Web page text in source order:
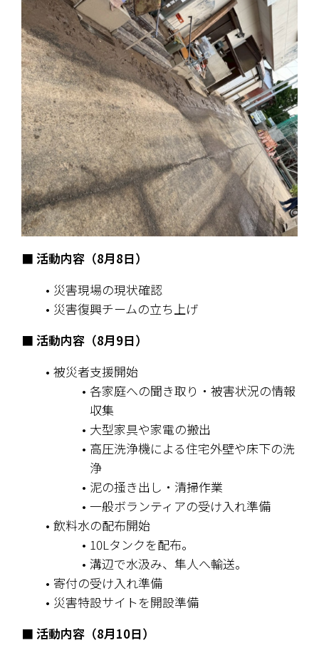
■ 活動内容（8月8日）
災害現場の現状確認
災害復興チームの立ち上げ
■ 活動内容（8月9日）
被災者支援開始
各家庭への聞き取り・被害状況の情報
収集
大型家具や家電の搬出
高圧洗浄機による住宅外壁や床下の洗
浄
泥の掻き出し・清掃作業
一般ボランティアの受け入れ準備
飲料水の配布開始
10Lタンクを配布。
溝辺で水汲み、隼人へ輸送。
寄付の受け入れ準備
災害特設サイトを開設準備
■ 活動内容（8月10日）